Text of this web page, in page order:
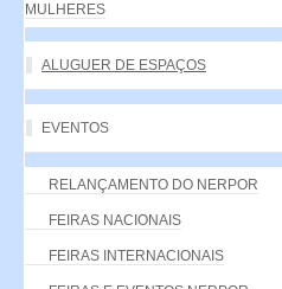
MULHERES
ALUGUER DE ESPAÇOS
EVENTOS
RELANÇAMENTO DO NERPOR
FEIRAS NACIONAIS
FEIRAS INTERNACIONAIS